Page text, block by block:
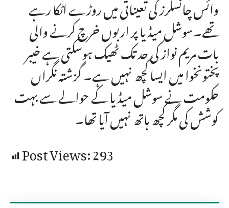
وائس چانسلرز کی تعیناتی میں روڑے اٹکا رہے
تھے۔سوشل میڈیا پر اربوں خرچ کرنے والی
بات مریم نواز کی حد تک ٹھیک ہوسکتی ہے خیبر
پختونخوا میں ایسا کچھ نہیں ہے۔ گزشتہ نگراں
حکومت نے سوشل میڈیا کے حوالے سے بہت
کوشش کی مگر کچھ ہاتھ نہیں آیا تھا۔
Post Views:293